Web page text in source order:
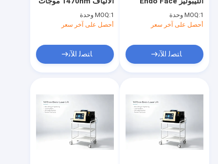
الدهون العلاج الأوعية
الدموية تجديد الجلد جهاز
MOQ:1 وحدة
أحصل على آخر سعر
ﺎﺘﺼﻟ ﺍﻶﻧ
ذوبان وجه جهاز التخفيف
MOQ:1 وحدة
أحصل على آخر سعر
ﺎﺘﺼﻟ ﺍﻶﻧ